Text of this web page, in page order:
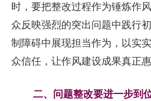
时，要把整改过程作为锤炼作
众反映强烈的突出问题中践行
制障碍中展现担当作为，以实
众信任，让作风建设成果真正惠
二、问题整改要进一步到